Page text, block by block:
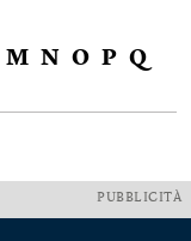
M N O P Q
PUBBLICITÀ